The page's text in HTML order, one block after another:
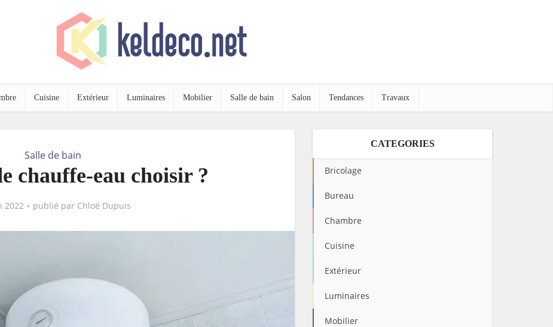
Cuisine Extérieur Luminaires Mobilier Salle de bain Salon Tendances Travaux
Salle de bain
chauffe-eau choisir ?
2022 publié par Chloé Dupuis
CATEGORIES
Bricolage
Bureau
Chambre
Cuisine
Extérieur
Luminaires
Mobilier